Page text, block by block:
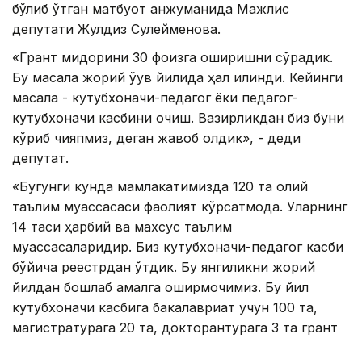
бўлиб ўтган матбуот анжуманида Мажлис
депутати Жулдиз Сулейменова.
«Грант миқдорини 30 фоизга оширишни сўрадик.
Бу масала жорий ўқув йилида ҳал қилинди. Кейинги
масала - кутубхоначи-педагог ёки педагог-
кутубхоначи касбини очиш. Вазирликдан биз буни
кўриб чиқяпмиз, деган жавоб олдик», - деди
депутат.
«Бугунги кунда мамлакатимизда 120 та олий
таълим муассасаси фаолият кўрсатмоқда. Уларнинг
14 таси ҳарбий ва махсус таълим
муассасаларидир. Биз кутубхоначи-педагог касби
бўйича реестрдан ўтдик. Бу янгиликни жорий
йилдан бошлаб амалга оширмоқчимиз. Бу йил
кутубхоначи касбига бакалавриат учун 100 та,
магистратурага 20 та, докторантурага 3 та грант